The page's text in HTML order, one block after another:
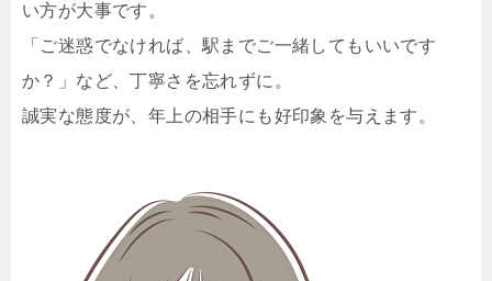
い方が大事です。
「ご迷惑でなければ、駅までご一緒してもいいです
か？」など、丁寧さを忘れずに。
誠実な態度が、年上の相手にも好印象を与えます。